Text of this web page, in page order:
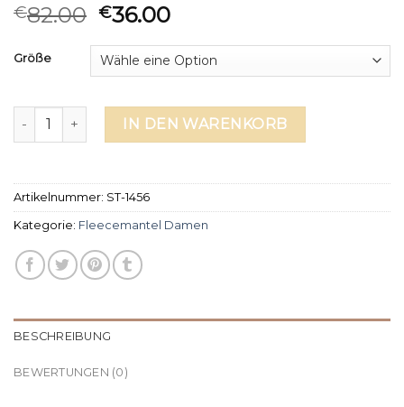
€82.00 €36.00
Größe
fleecemantel damen MengeIN DEN WARENKORB
Artikelnummer: ST-1456
Kategorie: Fleecemantel Damen
BESCHREIBUNG
BEWERTUNGEN (0)